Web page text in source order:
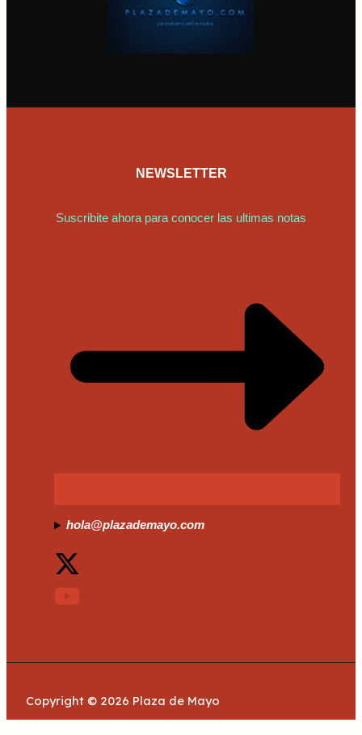
NEWSLETTER
Suscribite ahora para conocer las ultimas notas
hola@plazademayo.com
Copyright © 2026 Plaza de Mayo